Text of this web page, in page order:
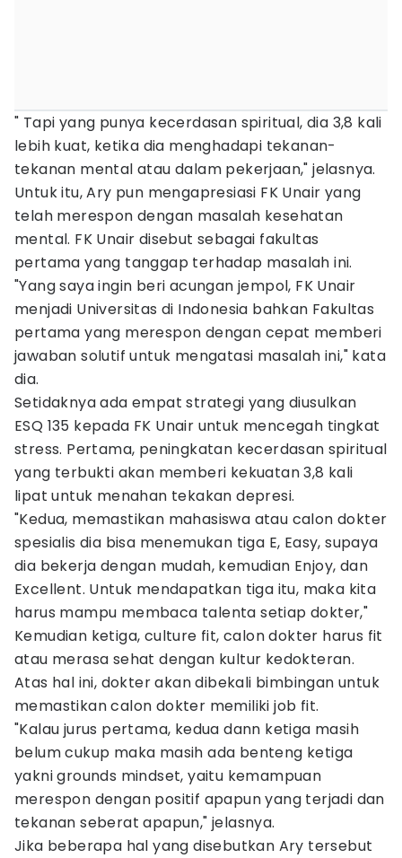
" Tapi yang punya kecerdasan spiritual, dia 3,8 kali
lebih kuat, ketika dia menghadapi tekanan-
tekanan mental atau dalam pekerjaan," jelasnya.
Untuk itu, Ary pun mengapresiasi FK Unair yang
telah merespon dengan masalah kesehatan
mental. FK Unair disebut sebagai fakultas
pertama yang tanggap terhadap masalah ini.
"Yang saya ingin beri acungan jempol, FK Unair
menjadi Universitas di Indonesia bahkan Fakultas
pertama yang merespon dengan cepat memberi
jawaban solutif untuk mengatasi masalah ini," kata
dia.
Setidaknya ada empat strategi yang diusulkan
ESQ 135 kepada FK Unair untuk mencegah tingkat
stress. Pertama, peningkatan kecerdasan spiritual
yang terbukti akan memberi kekuatan 3,8 kali
lipat untuk menahan tekakan depresi.
"Kedua, memastikan mahasiswa atau calon dokter
spesialis dia bisa menemukan tiga E, Easy, supaya
dia bekerja dengan mudah, kemudian Enjoy, dan
Excellent. Untuk mendapatkan tiga itu, maka kita
harus mampu membaca talenta setiap dokter,"
Kemudian ketiga, culture fit, calon dokter harus fit
atau merasa sehat dengan kultur kedokteran.
Atas hal ini, dokter akan dibekali bimbingan untuk
memastikan calon dokter memiliki job fit.
"Kalau jurus pertama, kedua dann ketiga masih
belum cukup maka masih ada benteng ketiga
yakni grounds mindset, yaitu kemampuan
merespon dengan positif apapun yang terjadi dan
tekanan seberat apapun," jelasnya.
Jika beberapa hal yang disebutkan Ary tersebut